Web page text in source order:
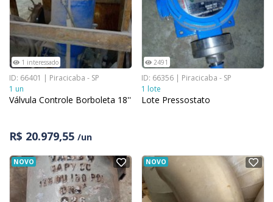
1 interessado
ID: 66401 | Piracicaba - SP
1 un
Válvula Controle Borboleta 18''
R$ 20.979,55 /un
2491
ID: 66356 | Piracicaba - SP
1 lote
Lote Pressostato
NOVO NOVO